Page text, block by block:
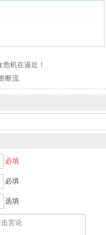
机在逼近！
断流
必填
必填
选填